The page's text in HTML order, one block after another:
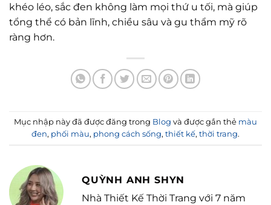
khéo léo, sắc đen không làm mọi thứ u tối, mà giúp
tổng thể có bản lĩnh, chiều sâu và gu thẩm mỹ rõ
ràng hơn.
Mục nhập này đã được đăng trong Blog và được gắn thẻ màu
đen, phối màu, phong cách sống, thiết kế, thời trang.
QUỲNH ANH SHYN
Nhà Thiết Kế Thời Trang với 7 năm